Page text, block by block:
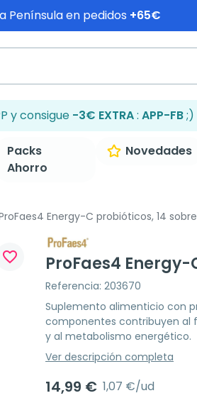
a Península en pedidos +65€
y consigue -3€ EXTRA: APP-FB;)
Packs
Ahorro
Novedades
Energy-C probióticos, 14
favorite_border ProFaes4
Referencia: 203670
Suplemento alimenticio con
componentes contribuyen al
y al metabolismo energético.
Ver descripción completa
14,99 € 1,07 €/ud